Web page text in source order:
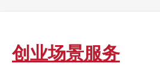
创业场景服务